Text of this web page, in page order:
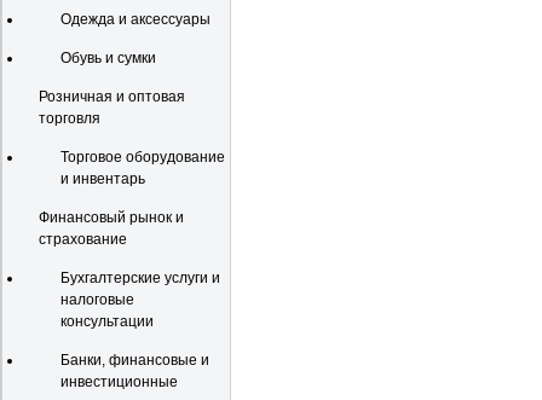
Одежда и аксессуары
Обувь и сумки
Розничная и оптовая
торговля
Торговое оборудование
и инвентарь
Финансовый рынок и
страхование
Бухгалтерские услуги и
налоговые
консультации
Банки, финансовые и
инвестиционные